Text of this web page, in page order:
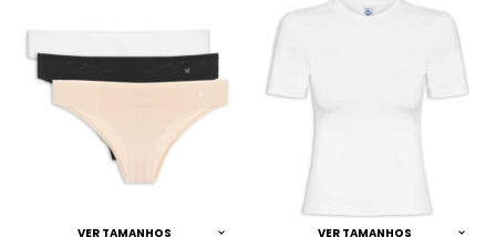
VER TAMANHOS VER TAMANHOS